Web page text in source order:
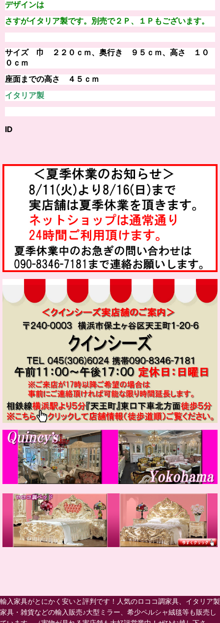
デザインは
さすがイタリア製です。別売で２Ｐ、１Ｐもございます。
サイズ 巾 ２２０ｃｍ、 奥行き ９５ｃｍ、高さ １０
０ｃｍ
座面までの高さ ４５ｃｍ
イタリア製
ID
輸入家具がとにかく安いと評判です！人気のロココ調家具、イタリア製
家具・雑貨などの輸入販売♪大型ミラー、希少ペルシャ絨毯等も販売し